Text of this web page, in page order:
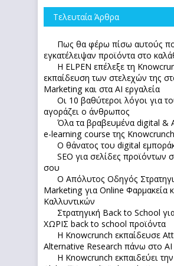
Τελευταία Άρθρα
Πως θα φέρω πίσω αυτούς
εγκατέλειψαν προϊόντα στο
Η ELPEN επέλεξε τη
εκπαίδευση των στελεχών της
Marketing και στα AI εργαλεία
Οι 10 βαθύτεροι λόγοι για
αγοράζει ο άνθρωπος
Όλα τα βραβευμένα digital &
e-learning course της
Ο θάνατος του digital
SEO για σελίδες προϊόντων
σου
Ο Απόλυτoς Οδηγός
Marketing για Online Φαρμακεία
Καλλυντικών
Στρατηγική Back to School
ΧΩΡΙΣ back to school προϊόντα
Η Knowcrunch εκπαίδευσε
Alternative Research πάνω στο ΑΙ
Η Knowcrunch εκπαιδεύει